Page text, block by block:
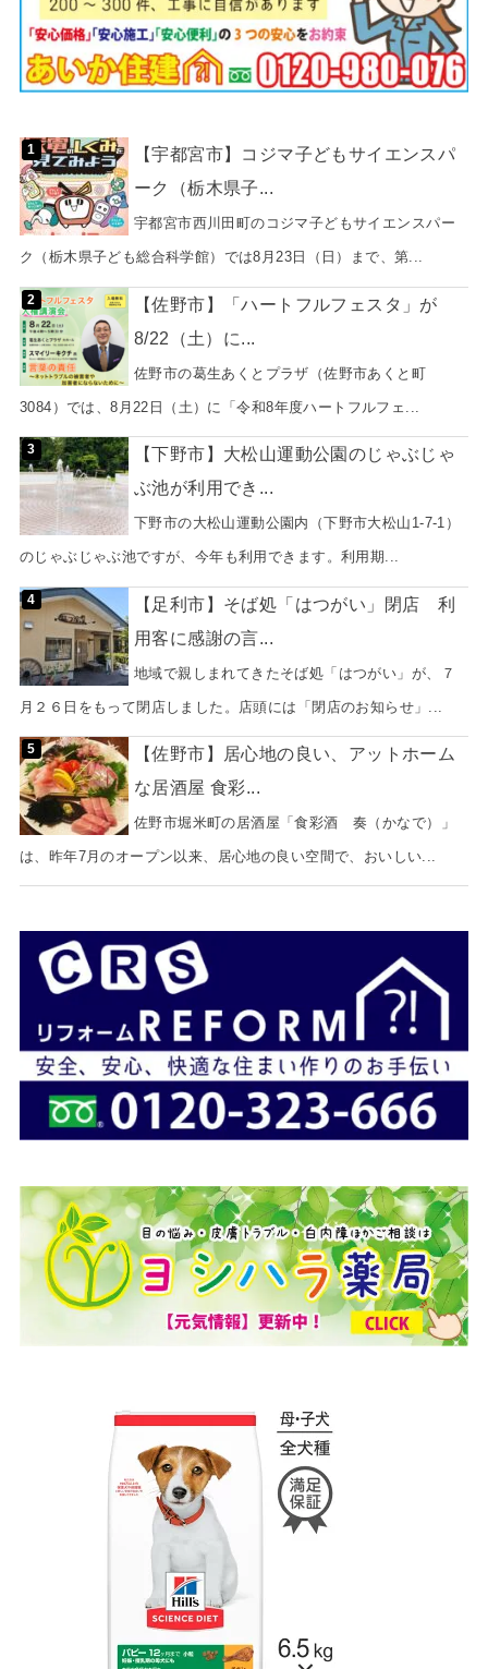
【宇都宮市】コジマ子どもサイエンスパ
ーク（栃木県子...
宇都宮市西川田町のコジマ子どもサイエンスパー
ク（栃木県子ども総合科学館）では8月23日（日）まで、第...
【佐野市】「ハートフルフェスタ」が
8/22（土）に...
佐野市の葛生あくとプラザ（佐野市あくと町
3084）では、8月22日（土）に「令和8年度ハートフルフェ...
【下野市】大松山運動公園のじゃぶじゃ
ぶ池が利用でき...
下野市の大松山運動公園内（下野市大松山1-7-1）
のじゃぶじゃぶ池ですが、今年も利用できます。利用期...
【足利市】そば処「はつがい」閉店 利
用客に感謝の言...
地域で親しまれてきたそば処「はつがい」が、７
月２６日をもって閉店しました。店頭には「閉店のお知らせ」...
【佐野市】居心地の良い、アットホーム
な居酒屋 食彩...
佐野市堀米町の居酒屋「食彩酒 奏（かなで）」
は、昨年7月のオープン以来、居心地の良い空間で、おいしい...